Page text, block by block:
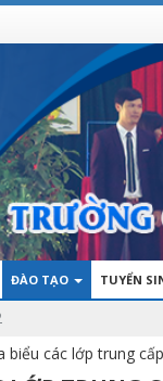
ĐÀO TẠO TUYỂN
biểu các lớp trung